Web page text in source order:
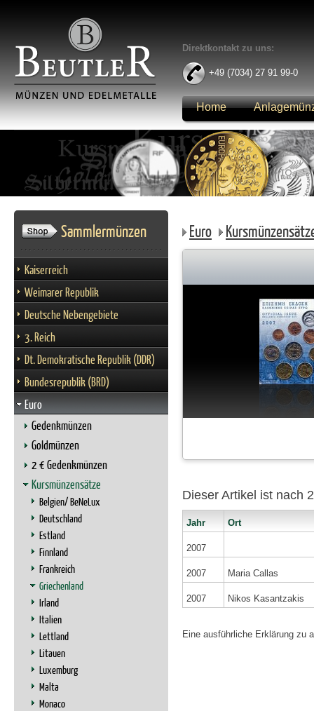
Direktkontakt zu uns:
+49 (7034) 27 91 99-0
Home
Anmelden
Sammlermünzen
Kaiserreich
Weimarer Republik
Deutsche Nebengebiete
3. Reich
Dt. Demokratische Republik (DDR)
Bundesrepublik (BRD)
Euro
Gedenkmünzen
Goldmünzen
2 € Gedenkmünzen
Kursmünzensätze
Belgien/ BeNeLux
Deutschland
Estland
Finnland
Frankreich
Griechenland
Irland
Italien
Lettland
Litauen
Luxemburg
Malta
Monaco
Euro
Dieser Artikel ist nach
Jahr Ort
2007
2007 Maria Callas
2007 Nikos Kasantzakis
Eine ausführliche Erklärung zu